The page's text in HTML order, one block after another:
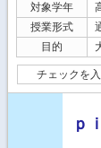
対象学年
授業形式
目的
チェックを
ｐ